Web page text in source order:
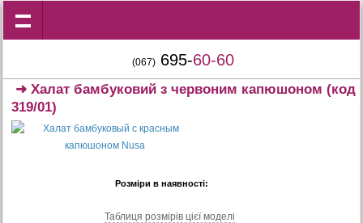
(067) 695-60-60
➜Халат бамбуковий з червоним капюшоном (код
319/01)
Розміри в наявності:
Таблиця розмiрiв цiєї моделi